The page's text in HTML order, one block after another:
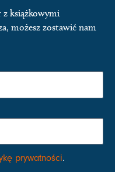
z książkowymi
możesz zostawić nam
prywatności.